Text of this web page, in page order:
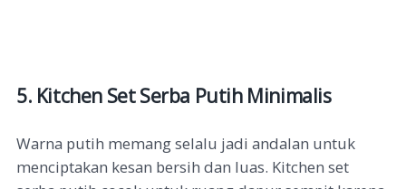
5. Kitchen Set Serba Putih Minimalis
Warna putih memang selalu jadi andalan untuk
menciptakan kesan bersih dan luas. Kitchen set